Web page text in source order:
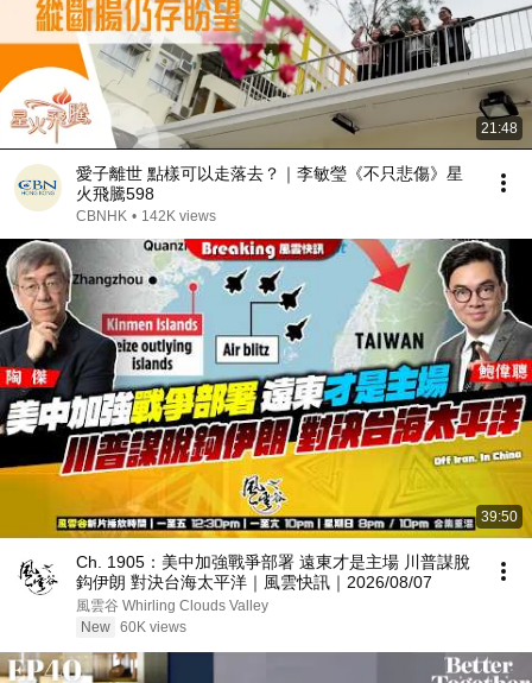
21:48
愛子離世 點樣可以走落去？｜李敏瑩《不只悲傷》星
火飛騰598
CBNHK • 142K views
39:50
Ch. 1905：美中加強戰爭部署 遠東才是主場 川普謀脫
鈎伊朗 對決台海太平洋｜風雲快訊｜2026/08/07
風雲谷 Whirling Clouds Valley
New 60K views